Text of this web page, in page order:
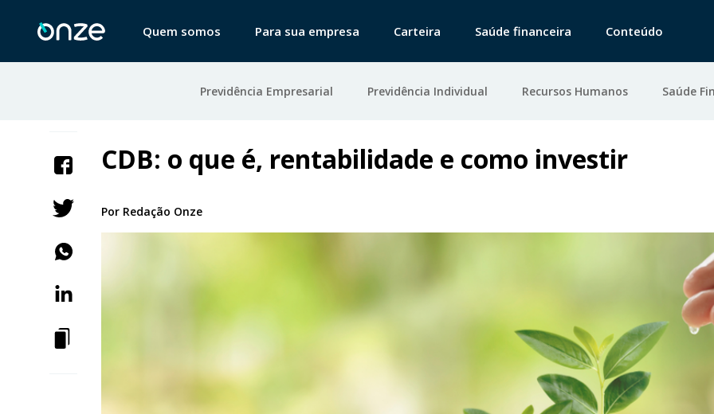
Quem somos Para sua empresa Carteira Saúde financeira Conteúdo
Previdência Empresarial Previdência Individual Recursos Humanos Saúde
CDB: o que é, rentabilidade e como investir
Por Redação Onze